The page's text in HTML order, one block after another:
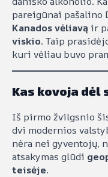
pareigūnai pašalino
Kanados vėliavą ir
viskio. Taip
kuri vėliau buvo
Kas kovoja dėl
Iš pirmo žvilgsnio
dvi modernios
nėra nei gyventojų,
atsakymas glūdi
teisėje.